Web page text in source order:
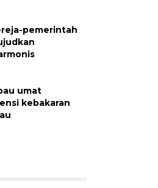
pemerintah
umat
kebakaran